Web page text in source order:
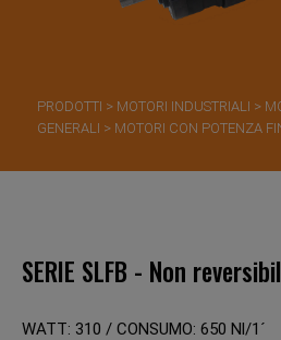
PRODOTTI > MOTORI INDUSTRIALI >
GENERALI > MOTORI CON POTENZA
SERIE SLFB - Non
WATT: 310 / CONSUMO: 650 Nl/1´